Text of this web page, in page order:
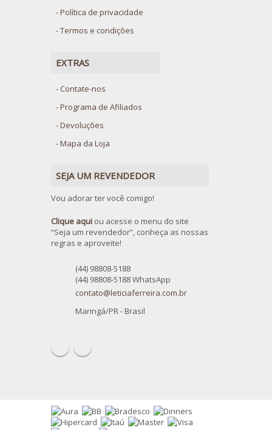
Política de privacidade
Termos e condições
EXTRAS
Contate-nos
Programa de Afiliados
Devoluções
Mapa da Loja
SEJA UM REVENDEDOR
Vou adorar ter você comigo!
Clique aqui ou acesse o menu do site
“Seja um revendedor”, conheça as nossas
regras e aproveite!
(44) 98808-5188
(44) 98808-5188 WhatsApp
contato@leticiaferreira.com.br
Maringá/PR - Brasil